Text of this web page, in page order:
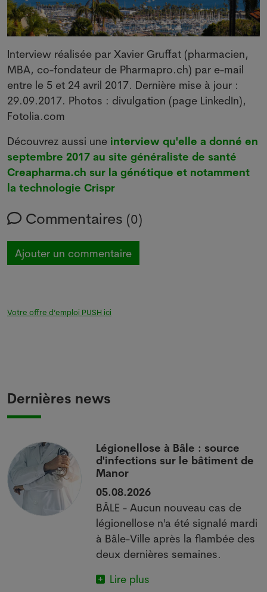
Interview réalisée par Xavier Gruffat (pharmacien,
MBA, co-fondateur de Pharmapro.ch) par e-mail
entre le 5 et 24 avril 2017. Dernière mise à jour :
29.09.2017. Photos : divulgation (page LinkedIn),
Fotolia.com
Découvrez aussi une interview qu'elle a donné en
septembre 2017 au site généraliste de santé
Creapharma.ch sur la génétique et notamment
la technologie Crispr
Commentaires (0)
Ajouter un commentaire
Votre offre d’emploi PUSH ici
Dernières news
L'Australie confirme une
transmission locale de la
grippe aviaire
29.07.2026
SYDNEY - La ministre australienne
de l'Agriculture a confirmé
mercredi que la souche H5 de la
grippe aviaire, identifiée pour la
chez un oiseau migrateur,...